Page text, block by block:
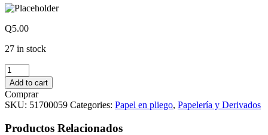
Q5.00
27 in stock
PLIEGOS
DE
ARCOIRIS
COLOR
MOSTAZA
quantity
Add to cart
Comprar
SKU: 51700059 Categories: Papel en pliego, Papelería y Derivados
Productos Relacionados